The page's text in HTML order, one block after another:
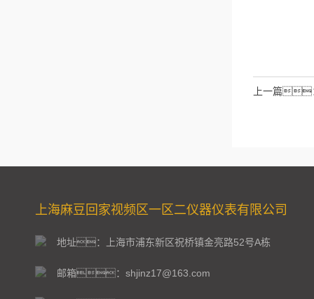
如：三
上一篇
上海麻豆回家视频区一区二仪器仪表有限公司
地址：上海市浦东新区祝桥镇金亮路52号A栋
邮箱：shjinz17@163.com